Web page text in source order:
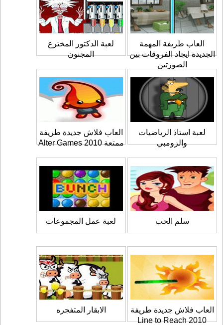
العاب طريفة المهمة
الجديدة ايجاد الفروقات بين
الصورتين
لعبة الدكتور المخترع
المجنون
لعبة استاذ الرياضيات
والزومبي
العاب فلاش جديدة طريفة
ممتعة 2010 Alter Games
سلم الحب لعبة عمل المجموعات
العاب فلاش جديدة طريفة
2010 Line to Reach
الابقار المتفجره